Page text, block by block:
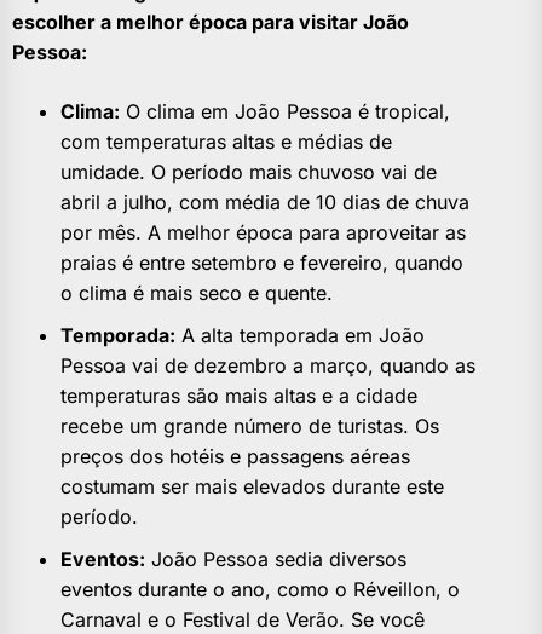
escolher a melhor época para visitar João
Pessoa:
Clima: O clima em João Pessoa é tropical,
com temperaturas altas e médias de
umidade. O período mais chuvoso vai de
abril a julho, com média de 10 dias de chuva
por mês. A melhor época para aproveitar as
praias é entre setembro e fevereiro, quando
o clima é mais seco e quente.
Temporada: A alta temporada em João
Pessoa vai de dezembro a março, quando as
temperaturas são mais altas e a cidade
recebe um grande número de turistas. Os
preços dos hotéis e passagens aéreas
costumam ser mais elevados durante este
período.
Eventos: João Pessoa sedia diversos
eventos durante o ano, como o Réveillon, o
Carnaval e o Festival de Verão. Se você